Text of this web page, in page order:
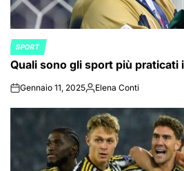
POSTED
IN
SPORT
Quali sono gli sport più praticati
onGennaio 11, 2025Posted
Elena Conti